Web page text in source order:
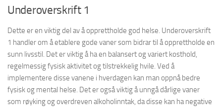
Underoverskrift 1
Dette er en viktig del av å opprettholde god helse. Underoverskrift
1 handler om å etablere gode vaner som bidrar til å opprettholde en
sunn livsstil. Det er viktig å ha en balansert og variert kosthold,
regelmessig fysisk aktivitet og tilstrekkelig hvile. Ved å
implementere disse vanene i hverdagen kan man oppnå bedre
fysisk og mental helse. Det er også viktig å unngå dårlige vaner
som røyking og overdreven alkoholinntak, da disse kan ha negative